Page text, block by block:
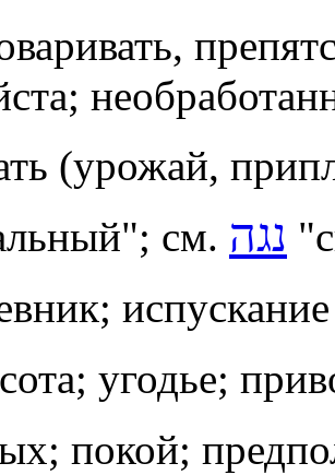
(урожай,
"; см. נגה "
; угодье;
покой;